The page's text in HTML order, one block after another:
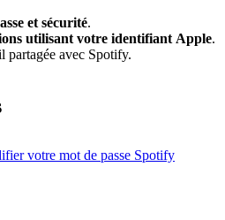
et sécurité.
utilisant votre identifiant Apple.
partagée avec Spotify.
votre mot de passe Spotify